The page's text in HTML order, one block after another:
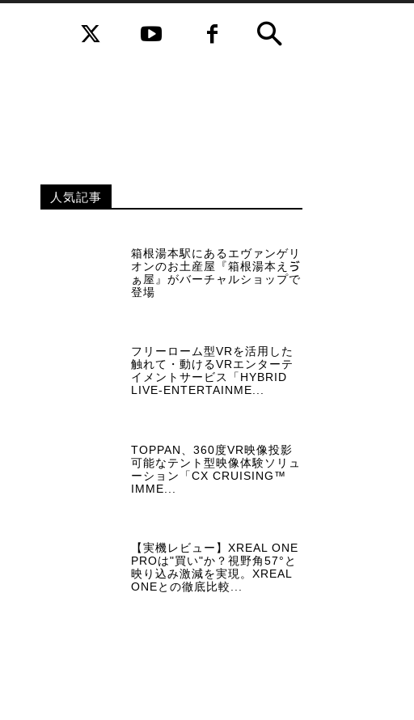
人気記事
箱根湯本駅にあるエヴァンゲリ
オンのお土産屋『箱根湯本えゔ
ぁ屋』がバーチャルショップで
登場
フリーローム型VRを活用した
触れて・動けるVRエンターテ
イメントサービス「HYBRID
LIVE-ENTERTAINME...
TOPPAN、360度VR映像投影
可能なテント型映像体験ソリュ
ーション「CX CRUISING™
IMME...
【実機レビュー】XREAL ONE
PROは"買い"か？視野角57°と
映り込み激減を実現。XREAL
ONEとの徹底比較...